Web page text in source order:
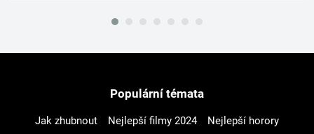
Populární témata
Jak zhubnout Nejlepší filmy 2024
Nejlepší horory